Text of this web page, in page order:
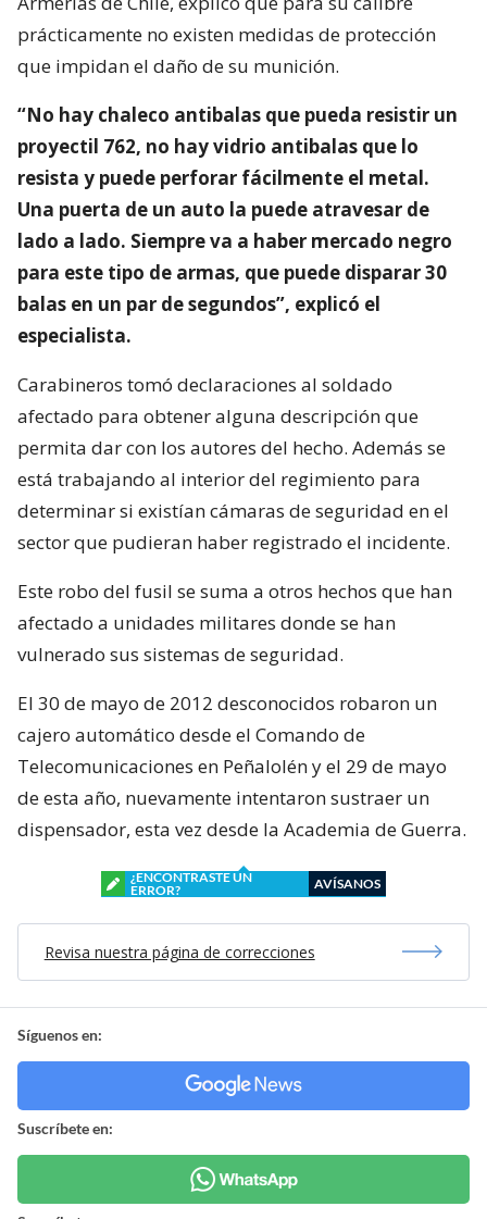
prácticamente no existen medidas de protección
que impidan el daño de su munición.
“No hay chaleco antibalas que pueda resistir un
proyectil 762, no hay vidrio antibalas que lo
resista y puede perforar fácilmente el metal.
Una puerta de un auto la puede atravesar de
lado a lado. Siempre va a haber mercado negro
para este tipo de armas, que puede disparar 30
balas en un par de segundos”, explicó el
especialista.
Carabineros tomó declaraciones al soldado
afectado para obtener alguna descripción que
permita dar con los autores del hecho. Además se
está trabajando al interior del regimiento para
determinar si existían cámaras de seguridad en el
sector que pudieran haber registrado el incidente.
Este robo del fusil se suma a otros hechos que han
afectado a unidades militares donde se han
vulnerado sus sistemas de seguridad.
El 30 de mayo de 2012 desconocidos robaron un
cajero automático desde el Comando de
Telecomunicaciones en Peñalolén y el 29 de mayo
de esta año, nuevamente intentaron sustraer un
dispensador, esta vez desde la Academia de Guerra.
¿ENCONTRASTE UN
ERROR?
AVÍSANOS
Revisa nuestra página de correcciones
Síguenos en:
Suscríbete en: